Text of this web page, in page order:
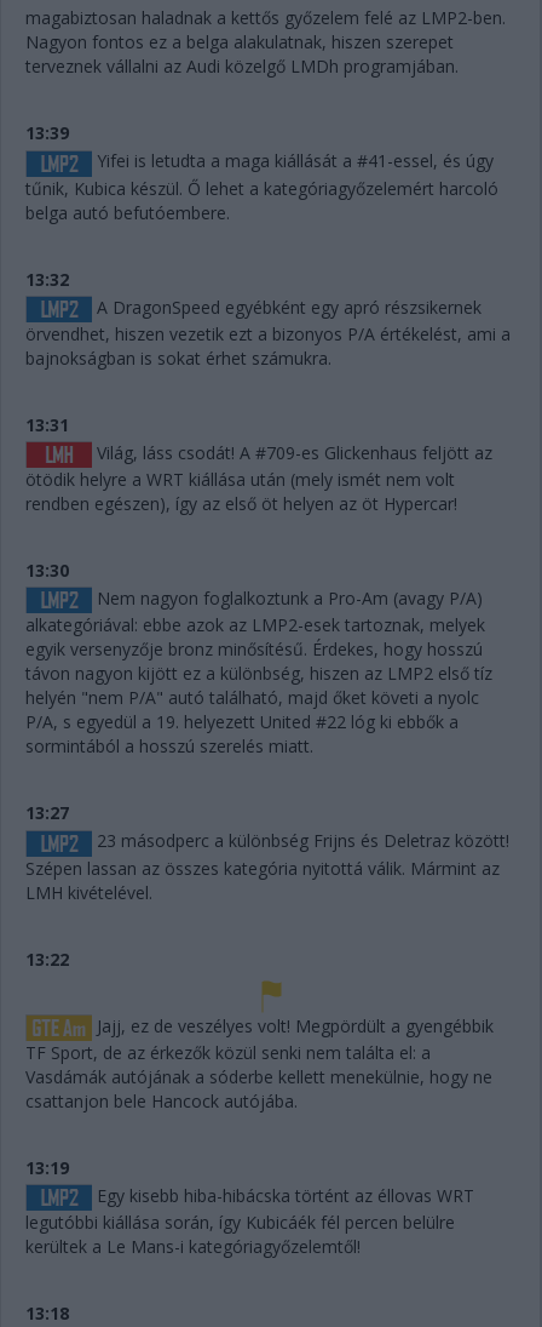
magabiztosan haladnak a kettős győzelem felé az LMP2-ben.
Nagyon fontos ez a belga alakulatnak, hiszen szerepet
terveznek vállalni az Audi közelgő LMDh programjában.
13:39
Yifei is letudta a maga kiállását a #41-essel, és úgy
tűnik, Kubica készül. Ő lehet a kategóriagyőzelemért harcoló
belga autó befutóembere.
13:32
A DragonSpeed egyébként egy apró részsikernek
örvendhet, hiszen vezetik ezt a bizonyos P/A értékelést, ami a
bajnokságban is sokat érhet számukra.
13:31
Világ, láss csodát! A #709-es Glickenhaus feljött az
ötödik helyre a WRT kiállása után (mely ismét nem volt
rendben egészen), így az első öt helyen az öt Hypercar!
13:30
Nem nagyon foglalkoztunk a Pro-Am (avagy P/A)
alkategóriával: ebbe azok az LMP2-esek tartoznak, melyek
egyik versenyzője bronz minősítésű. Érdekes, hogy hosszú
távon nagyon kijött ez a különbség, hiszen az LMP2 első tíz
helyén "nem P/A" autó található, majd őket követi a nyolc
P/A, s egyedül a 19. helyezett United #22 lóg ki ebbők a
sormintából a hosszú szerelés miatt.
13:27
23 másodperc a különbség Frijns és Deletraz között!
Szépen lassan az összes kategória nyitottá válik. Mármint az
LMH kivételével.
13:22
Jajj, ez de veszélyes volt! Megpördült a gyengébbik
TF Sport, de az érkezők közül senki nem találta el: a
Vasdámák autójának a sóderbe kellett menekülnie, hogy ne
csattanjon bele Hancock autójába.
13:19
Egy kisebb hiba-hibácska történt az éllovas WRT
legutóbbi kiállása során, így Kubicáék fél percen belülre
kerültek a Le Mans-i kategóriagyőzelemtől!
13:18